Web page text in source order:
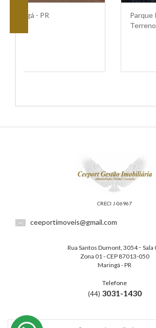
Parque Industrial - Maringá -
CRECI J-06967
ceeportimoveis@gmail.com
Rua Santos Dumont, 3054- Sala
Zona 01 - CEP 87013-050
Maringá - PR
Telefone
(44) 3031-1430